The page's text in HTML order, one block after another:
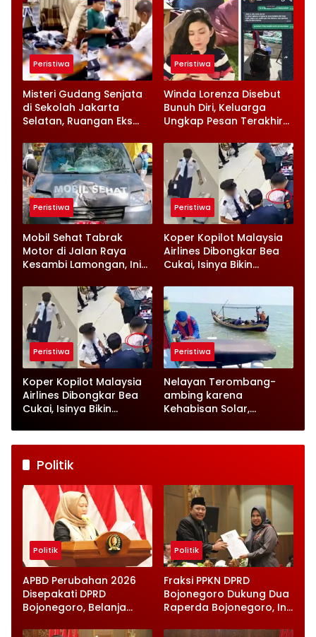
Peristiwa
Misteri Gudang Senjata
di Sekolah Jakarta
Selatan, Ruangan Eks
Sorotan
Peristiwa
Winda Lorenza Disebut
Bunuh Diri, Keluarga
Ungkap Pesan Terakhir
Rumah
Peristiwa
Mobil Sehat Tabrak
Motor di Jalan Raya
Kesambi Lamongan, Ini
Peristiwa
Koper Kopilot Malaysia
Airlines Dibongkar Bea
Cukai, Isinya Bikin
Peristiwa
Koper Kopilot Malaysia
Airlines Dibongkar Bea
Cukai, Isinya Bikin
Peristiwa
Nelayan Terombang-
ambing karena
Kehabisan Solar,
Politik
Politik
APBD Perubahan 2026
Disepakati DPRD
Bojonegoro, Belanja
Infrastruktur Diperkuat
Politik
Fraksi PPKN DPRD
Bojonegoro Dukung Dua
Raperda Bojonegoro, Ini
Disampaikan